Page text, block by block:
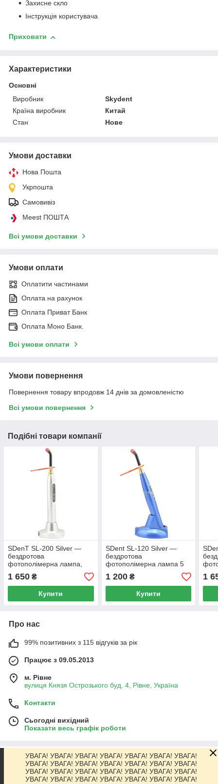
Захисне скло
Інструкція користувача
Приховати
Характеристики
Основні
Виробник
Skydent
Країна виробник
Китай
Стан
Нове
Умови доставки
Нова Пошта
Укрпошта
Самовивіз
Meest ПОШТА
Всі умови доставки
Умови оплати
Оплатити частинами
Оплата на рахунок
Оплата Приват Банк
Оплата Моно Банк.
Всі умови оплати
Умови повернення
Повернення товару впродовж 14 днів за домовленістю
Всі умови повернення
Подібні товари компанії
SDenT SL-200 Silver —
бездротова
фотополімерна лампа,
металевий корпус, 450–
480 нм, акумулятор 2200
мА·год
1 650 ₴
Купити
SDent SL-120 Silver —
бездротова
фотополімерна лампа 5
W, 430–485 нм,
акумулятор 2200 мА·год
1 200₴
Купити
480
1
Про нас
99% позитивних з 115 відгуків за рік
Працює з 09.05.2013
м. Рівне
вулиця Князя Острозького буд. 4, Рівне, Україна
Контакти
Сьогодні вихідний
Показати весь графік роботи
Про нас
Контакти
УВАГА! УВАГА! УВАГА! УВАГА! УВАГА! УВАГА! УВАГА!
УВАГА! УВАГА! УВАГА! УВАГА! УВАГА! УВАГА! УВАГА!
УВАГА! УВАГА! УВАГА! УВАГА! УВАГА! УВАГА! УВАГА!
УВАГА! УВАГА! УВАГА! УВАГА! УВАГА! УВАГА! УВАГА!